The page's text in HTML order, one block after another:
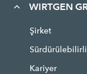
WIRTGEN
Şirket
Kariyer